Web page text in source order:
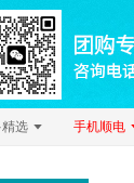
选 手机顺电